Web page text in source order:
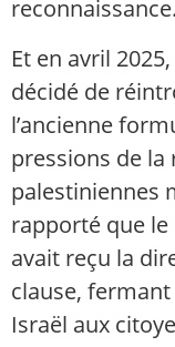
reconnaissance.
Et en avril
décidé de
l’ancienne
pressions de
palestiniennes
rapporté que
avait reçu la
clause,
Israël aux